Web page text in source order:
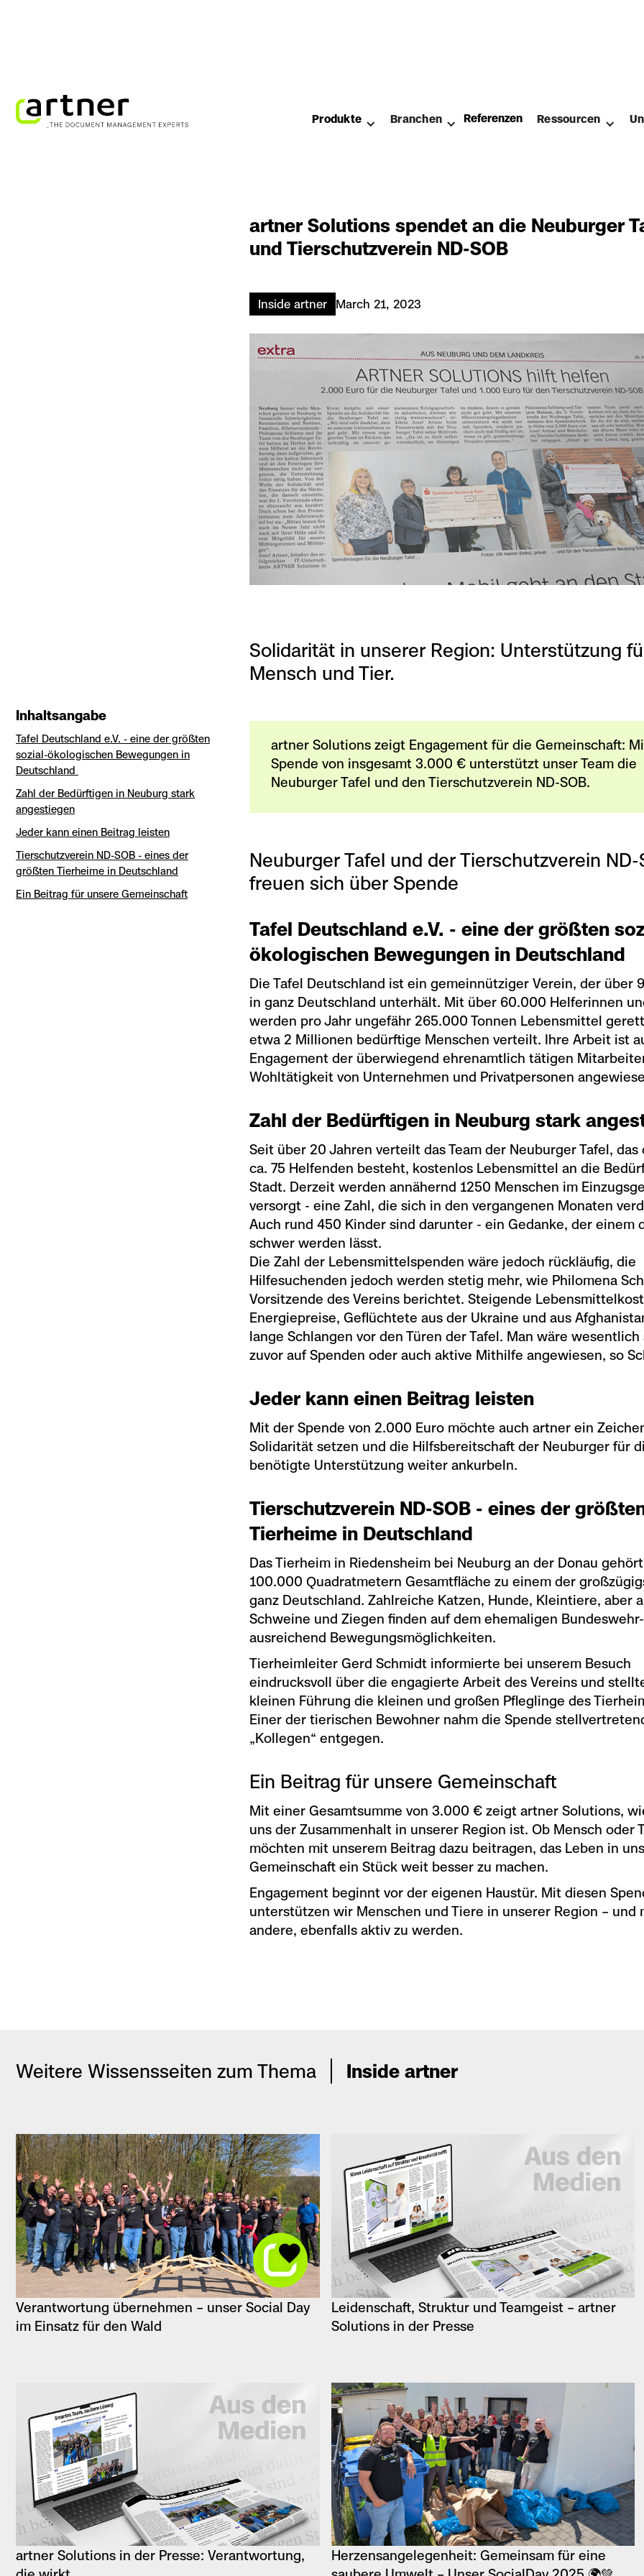
Produkte Branchen Referenzen Ressourcen
artner Solutions spendet an die Neuburger
und Tierschutzverein ND-SOB
Inside artner March 21, 2023
Solidarität in unserer Region: Unterstützung
Mensch und Tier.
Inhaltsangabe
Tafel Deutschland e.V. - eine der größten
sozial-ökologischen Bewegungen in
Deutschland
Zahl der Bedürftigen in Neuburg stark
angestiegen
Jeder kann einen Beitrag leisten
Tierschutzverein ND-SOB - eines der
größten Tierheime in Deutschland
Ein Beitrag für unsere Gemeinschaft
artner Solutions zeigt Engagement für die Gemeinschaft:
Spende von insgesamt 3.000 € unterstützt unser Team die
Neuburger Tafel und den Tierschutzverein ND-SOB.
Neuburger Tafel und der Tierschutzverein ND-
freuen sich über Spende
Tafel Deutschland e.V. - eine der größten
ökologischen Bewegungen in Deutschland
Die Tafel Deutschland ist ein gemeinnütziger Verein, der über
in ganz Deutschland unterhält. Mit über 60.000 Helferinnen
werden pro Jahr ungefähr 265.000 Tonnen Lebensmittel
etwa 2 Millionen bedürftige Menschen verteilt. Ihre Arbeit ist
Engagement der überwiegend ehrenamtlich tätigen
Wohltätigkeit von Unternehmen und Privatpersonen
Zahl der Bedürftigen in Neuburg stark
Seit über 20 Jahren verteilt das Team der Neuburger Tafel, das
ca. 75 Helfenden besteht, kostenlos Lebensmittel an die
Stadt. Derzeit werden annähernd 1250 Menschen im
versorgt - eine Zahl, die sich in den vergangenen Monaten
Auch rund 450 Kinder sind darunter - ein Gedanke, der einem
schwer werden lässt.
Die Zahl der Lebensmittelspenden wäre jedoch rückläufig, die
Hilfesuchenden jedoch werden stetig mehr, wie Philomena
Vorsitzende des Vereins berichtet. Steigende
Energiepreise, Geflüchtete aus der Ukraine und aus
lange Schlangen vor den Türen der Tafel. Man wäre
zuvor auf Spenden oder auch aktive Mithilfe angewiesen, so
Jeder kann einen Beitrag leisten
Mit der Spende von 2.000 Euro möchte auch artner ein
Solidarität setzen und die Hilfsbereitschaft der Neuburger für
benötigte Unterstützung weiter ankurbeln.
Tierschutzverein ND-SOB - eines der
Tierheime in Deutschland
Das Tierheim in Riedensheim bei Neuburg an der Donau
100.000 Quadratmetern Gesamtfläche zu einem der
ganz Deutschland. Zahlreiche Katzen, Hunde, Kleintiere, aber
Schweine und Ziegen finden auf dem ehemaligen
ausreichend Bewegungsmöglichkeiten.
Tierheimleiter Gerd Schmidt informierte bei unserem Besuch
eindrucksvoll über die engagierte Arbeit des Vereins und
kleinen Führung die kleinen und großen Pfleglinge des
Einer der tierischen Bewohner nahm die Spende
„Kollegen“ entgegen.
Ein Beitrag für unsere Gemeinschaft
Mit einer Gesamtsumme von 3.000 € zeigt artner Solutions,
uns der Zusammenhalt in unserer Region ist. Ob Mensch oder
möchten mit unserem Beitrag dazu beitragen, das Leben in
Gemeinschaft ein Stück weit besser zu machen.
Engagement beginnt vor der eigenen Haustür. Mit diesen
unterstützen wir Menschen und Tiere in unserer Region – und
andere, ebenfalls aktiv zu werden.
Weitere Wissensseiten zum Thema Inside artner
Verantwortung übernehmen – unser Social Day
im Einsatz für den Wald
Leidenschaft, Struktur und Teamgeist – artner
Solutions in der Presse
artner Solutions in der Presse: Verantwortung,
Herzensangelegenheit: Gemeinsam für eine